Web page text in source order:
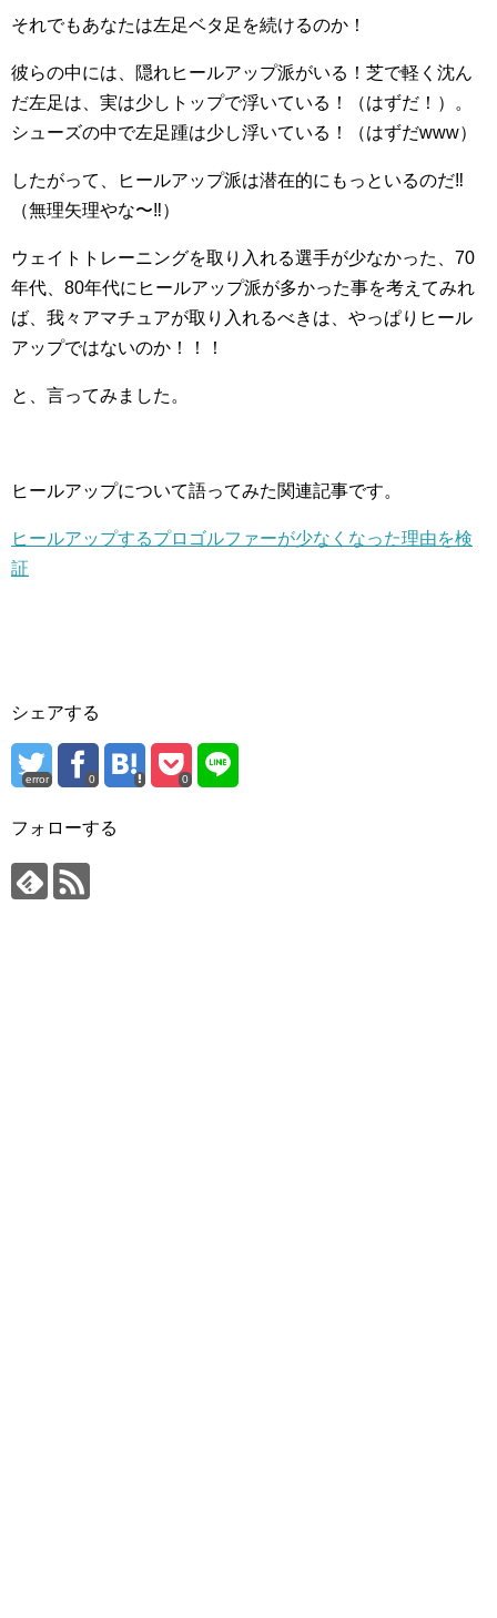
それでもあなたは左足ベタ足を続けるのか！
彼らの中には、隠れヒールアップ派がいる！芝で軽く沈ん
だ左足は、実は少しトップで浮いている！（はずだ！）。
シューズの中で左足踵は少し浮いている！（はずだwww）
したがって、ヒールアップ派は潜在的にもっといるのだ‼︎
（無理矢理やな〜‼︎）
ウェイトトレーニングを取り入れる選手が少なかった、70
年代、80年代にヒールアップ派が多かった事を考えてみれ
ば、我々アマチュアが取り入れるべきは、やっぱりヒール
アップではないのか！！！
と、言ってみました。
ヒールアップについて語ってみた関連記事です。
ヒールアップするプロゴルファーが少なくなった理由を検
証
シェアする
error 0 0
フォローする